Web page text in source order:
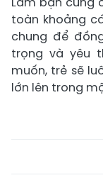
toàn khoảng
chung để
trọng và yêu
muốn, trẻ sẽ
lớn lên trong